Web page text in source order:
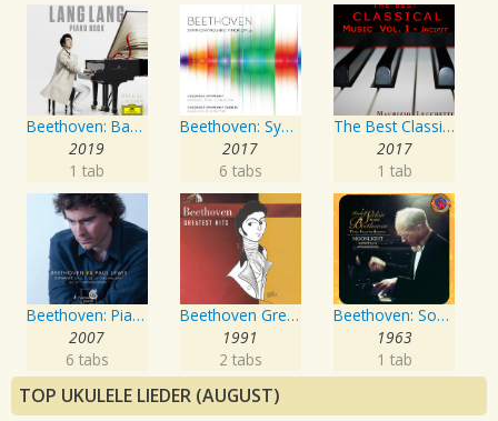
Beethoven: Bagatelle No. 25 in A Minor, WoO 59 "Für Elise"
2019
1 tab
Beethoven: Symphony No. 9 in D Minor, Op. 125
2017
6 tabs
The Best Classical Music Vol. I - Incipit
2017
1 tab
Beethoven: Piano Sonatas, Vol.3
2007
6 tabs
Beethoven Greatest Hits
1991
2 tabs
Beethoven: Sonatas for Piano No. 14, 8, & 23 - Expanded Edition
1963
1 tab
TOP UKULELE LIEDER (AUGUST)